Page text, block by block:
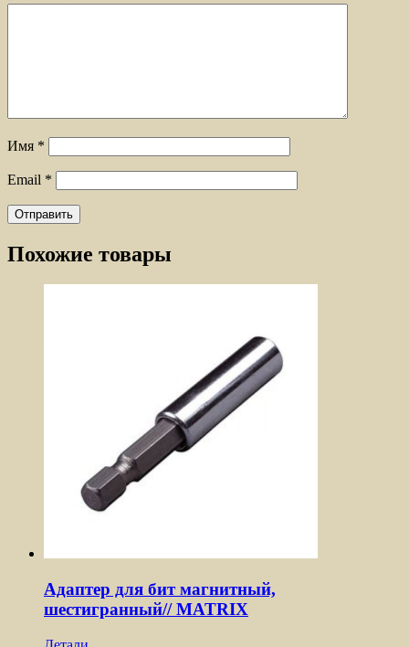
Имя *
Email *
Похожие товары
Адаптер для бит магнитный,
шестигранный// MATRIX